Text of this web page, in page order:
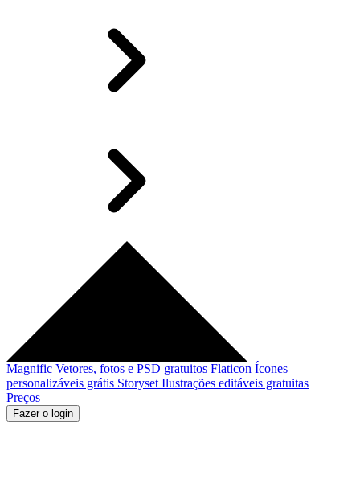
Magnific Vetores, fotos e PSD gratuitos Flaticon Ícones
personalizáveis grátis Storyset Ilustrações editáveis gratuitas
Preços
Fazer o login